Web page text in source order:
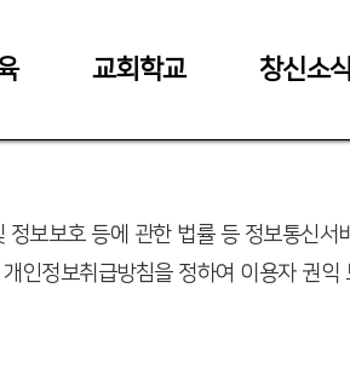
교회학교 창신소
보보호 등에 관한 법률 등 정보통신서
인정보취급방침을 정하여 이용자 권익